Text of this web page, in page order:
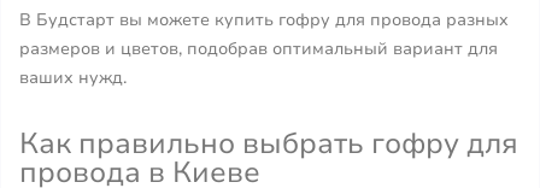
В Будстарт вы можете купить гофру для провода разных
размеров и цветов, подобрав оптимальный вариант для
ваших нужд.
Как правильно выбрать гофру для
провода в Киеве